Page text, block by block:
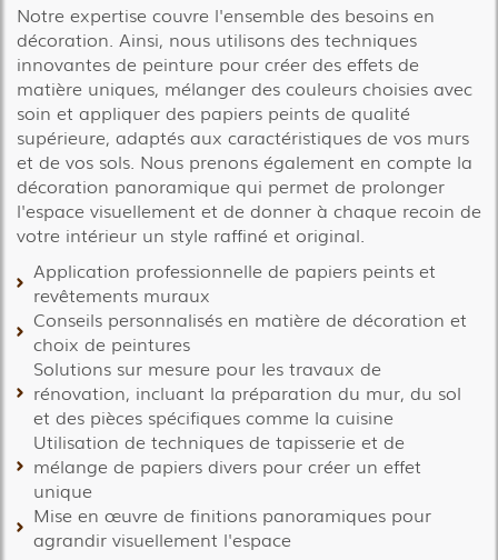
Notre expertise couvre l'ensemble des besoins en
décoration. Ainsi, nous utilisons des techniques
innovantes de peinture pour créer des effets de
matière uniques, mélanger des couleurs choisies avec
soin et appliquer des papiers peints de qualité
supérieure, adaptés aux caractéristiques de vos murs
et de vos sols. Nous prenons également en compte la
décoration panoramique qui permet de prolonger
l'espace visuellement et de donner à chaque recoin de
votre intérieur un style raffiné et original.
Application professionnelle de papiers peints et
revêtements muraux
Conseils personnalisés en matière de décoration et
choix de peintures
Solutions sur mesure pour les travaux de
rénovation, incluant la préparation du mur, du sol
et des pièces spécifiques comme la cuisine
Utilisation de techniques de tapisserie et de
mélange de papiers divers pour créer un effet
unique
Mise en œuvre de finitions panoramiques pour
agrandir visuellement l'espace